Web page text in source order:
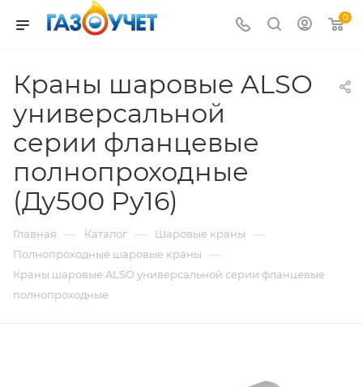
0
Краны шаровые ALSO
универсальной
серии фланцевые
полнопроходные
(Ду500 Pу16)
Главная — Каталог — Шаровые краны —
Полнопроходные шаровые краны —
Краны шаровые ALSO универсальной серии фланцевые
полнопроходные